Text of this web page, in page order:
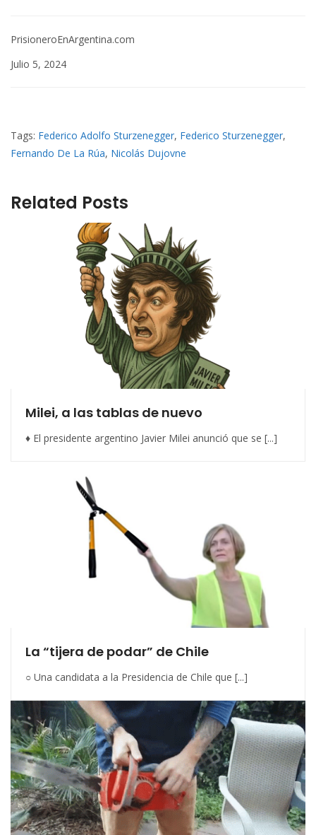
PrisioneroEnArgentina.com
Julio 5, 2024
Tags: Federico Adolfo Sturzenegger, Federico Sturzenegger,
Fernando De La Rúa, Nicolás Dujovne
Related Posts
Milei, a las tablas de nuevo
♦ El presidente argentino Javier Milei anunció que se [...]
La “tijera de podar” de Chile
○ Una candidata a la Presidencia de Chile que [...]